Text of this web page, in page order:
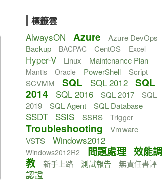
標籤雲
AlwaysON Azure
Azure DevOps
Backup
BACPAC CentOS Excel
Hyper-V Linux Maintenance Plan
Mantis Oracle PowerShell
Script
SCVMM
SQL SQL 2012 SQL
2014
SQL 2016 SQL 2017
SQL
2019
SQL Agent SQL Database
SSDT SSIS SSRS Trigger
Troubleshooting
Vmware
VSTS
Windows2012
Windows2012R2 問題處理 效能調
教
新手上路 測試報告 無責任書評
認證